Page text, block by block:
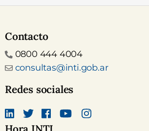
Contacto
Teléfono
0800 444 4004
Email
consultas@inti.gob.ar
Redes sociales
Linkedin
TwitterFacebook